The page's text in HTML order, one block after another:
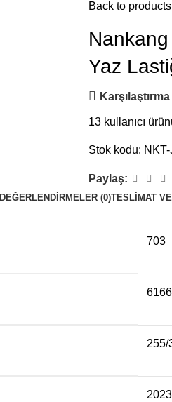
Back to products
Yaz
13 kullanıcı
Stok kodu:
Paylaş:
DEĞERLENDIRMELER (0)TESLIMAT
703
255/
2023